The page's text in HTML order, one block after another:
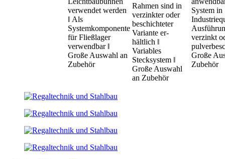
verwendet werden
ǁ Als
Systemkomponente
für Fließlager
verwendbar ǁ
Große Auswahl an
Zubehör
Rahmen sind in
verzinkter oder
beschichteter
Variante er-
hältlich ǁ
Variables
Stecksystem ǁ
Große Auswahl
an Zubehör
System in
verzinkt
Große
Zubehör